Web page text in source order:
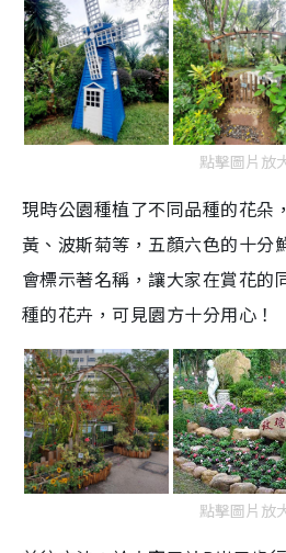
點擊圖片放
現時公園種植了不同品種的花朵
黃、波斯菊等，五顏六色的十分
會標示著名稱，讓大家在賞花的
種的花卉，可見園方十分用心！
點擊圖片放